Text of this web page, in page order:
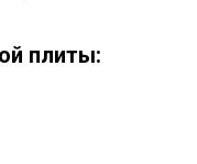
плиты: